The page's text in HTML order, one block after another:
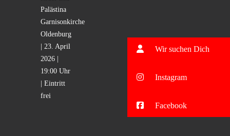
Wir suchen Dich
Instagram
Facebook